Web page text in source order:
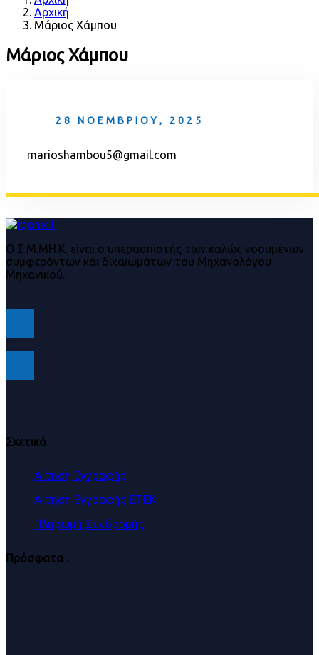
Μάριος Χάμπου
Μάριος Χάμπου
28 ΝΟΕΜΒΡΊΟΥ, 2025
marioshambou5@gmail.com
Ο Σ.Μ.ΜΗ.Κ. είναι ο υπερασπιστής των καλώς νοουμένων
συμφερόντων και δικαιωμάτων του Μηχανολόγου
Μηχανικού.
Σχετικά .
Αίτηση Εγγραφής
Αίτηση Εγγραφής ΕΤΕΚ
Πληρωμή Συνδρομής
Πρόσφατα .